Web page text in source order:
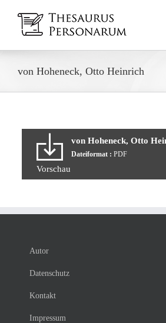
Inhalt
springen
von Hoheneck, Otto Heinrich
von Hoheneck, Otto
Dateiformat : PDF
Vorschau
Autor
Datenschutz
Kontakt
Impressum